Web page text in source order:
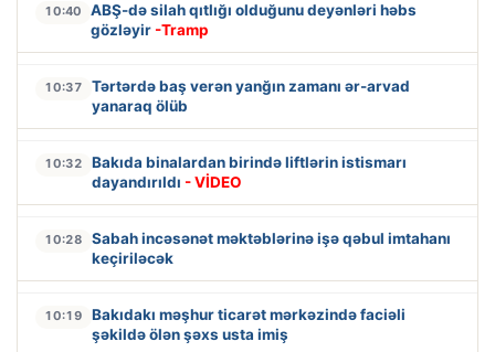
10:40
ABŞ-də silah qıtlığı olduğunu deyənləri həbs
gözləyir -Tramp
10:37
Tərtərdə baş verən yanğın zamanı ər-arvad
yanaraq ölüb
10:32
Bakıda binalardan birində liftlərin istismarı
dayandırıldı - VİDEO
10:28
Sabah incəsənət məktəblərinə işə qəbul imtahanı
keçiriləcək
10:19
Bakıdakı məşhur ticarət mərkəzində faciəli
şəkildə ölən şəxs usta imiş